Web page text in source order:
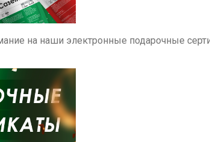
на наши электронные подарочные